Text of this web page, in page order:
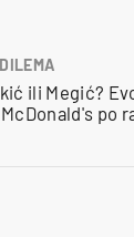
ili Megić?
po